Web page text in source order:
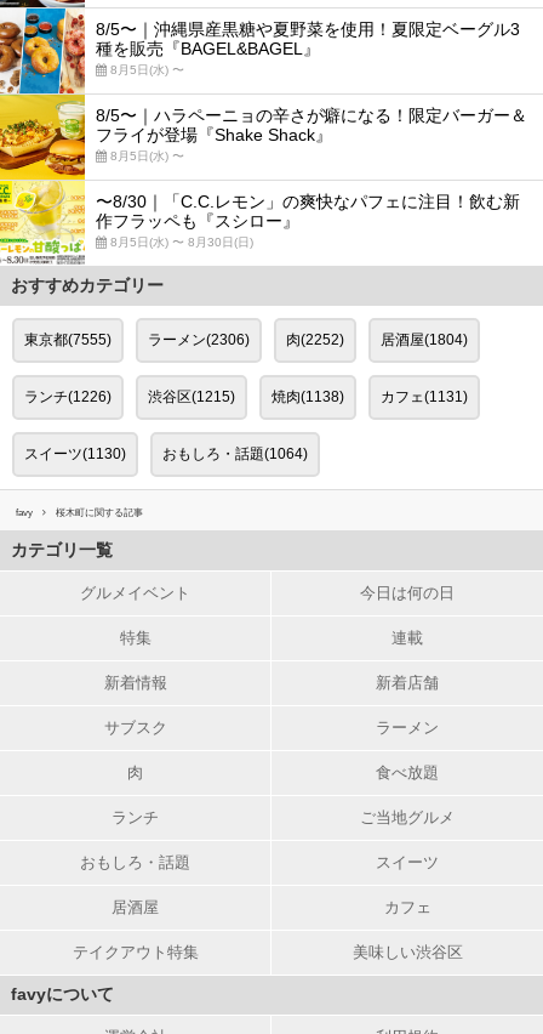
8/5〜｜沖縄県産黒糖や夏野菜を使用！夏限定ベーグル3
種を販売『BAGEL&BAGEL』
8月5日(水) 〜
8/5〜｜ハラペーニョの辛さが癖になる！限定バーガー＆
フライが登場『Shake Shack』
8月5日(水) 〜
〜8/30｜「C.C.レモン」の爽快なパフェに注目！飲む新
作フラッペも『スシロー』
8月5日(水) 〜 8月30日(日)
おすすめカテゴリー
東京都(7555) ラーメン(2306) 肉(2252) 居酒屋(1804)
ランチ(1226) 渋谷区(1215) 焼肉(1138) カフェ(1131)
スイーツ(1130) おもしろ・話題(1064)
favy 桜木町に関する記事
カテゴリ一覧
グルメイベント 今日は何の日
特集 連載
新着情報 新着店舗
サブスク ラーメン
肉 食べ放題
ランチ ご当地グルメ
おもしろ・話題 スイーツ
居酒屋 カフェ
テイクアウト特集 美味しい渋谷区
favyについて